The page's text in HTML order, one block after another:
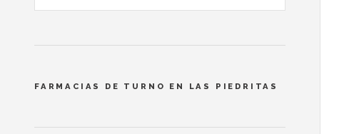
FARMACIAS DE TURNO EN LAS PIEDRITAS